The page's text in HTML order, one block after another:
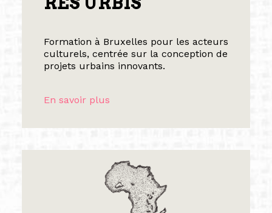
Formation à Bruxelles pour les acteurs
culturels, centrée sur la conception de